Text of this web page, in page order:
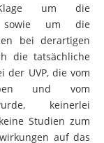
um die
sowie um die
bei derartigen
die tatsächliche
der UVP, die vom
und vom
keinerlei
Studien zum
auf das